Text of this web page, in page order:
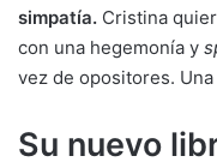
simpatía. Cristina
con una hegemonía y
vez de opositores.
Su nuevo